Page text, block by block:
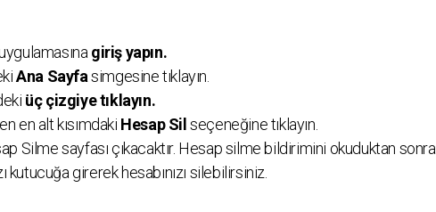
giriş yapın.
Ana Sayfasimgesine tıklayın.
üç çizgiye tıklayın.
en alt kısımdaki Hesap Sil seçeneğine tıklayın.
Silme sayfası çıkacaktır. Hesap silme bildirimini okuduktan sonra
kutucuğa girerek hesabınızı silebilirsiniz.